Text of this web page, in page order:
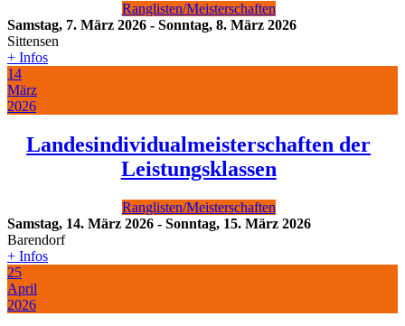
Ranglisten/Meisterschaften
Samstag, 7. März 2026 - Sonntag, 8. März 2026
Sittensen
+ Infos
14
März
2026
Landesindividualmeisterschaften der
Leistungsklassen
Ranglisten/Meisterschaften
Samstag, 14. März 2026 - Sonntag, 15. März 2026
Barendorf
+ Infos
25
April
2026